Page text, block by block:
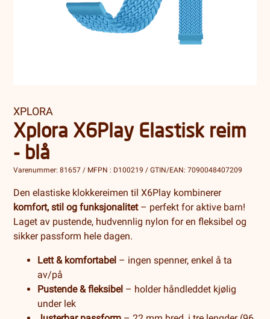
XPLORA
Xplora X6Play Elastisk reim
- blå
Varenummer: 81657 / MFPN : D100219 / GTIN/EAN: 7090048407209
Den elastiske klokkereimen til X6Play kombinerer
komfort, stil og funksjonalitet– perfekt for aktive barn!
Laget av pustende, hudvennlig nylon for en fleksibel og
sikker passform hele dagen.
Lett & komfortabel – ingen spenner, enkel å ta
av/på
Pustende & fleksibel – holder håndleddet kjølig
under lek